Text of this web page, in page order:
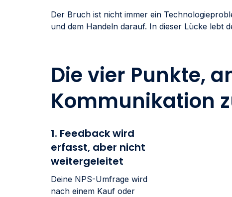
Der Bruch ist nicht immer ein
und dem Handeln darauf. In dieser Lücke lebt
Die vier Punkte,
Kommunikation
1. Feedback wird
erfasst, aber nicht
weitergeleitet
Deine NPS-Umfrage wird
nach einem Kauf oder